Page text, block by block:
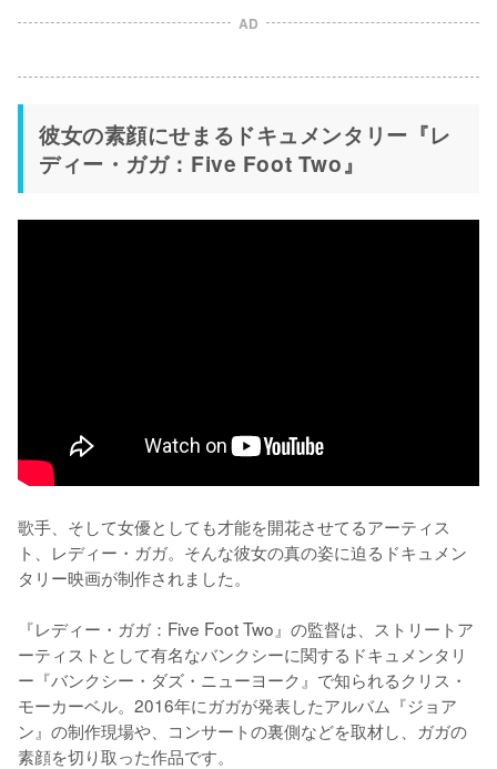
AD
彼女の素顔にせまるドキュメンタリー『レ
ディー・ガガ：Five Foot Two』
歌手、そして女優としても才能を開花させてるアーティス
ト、レディー・ガガ。そんな彼女の真の姿に迫るドキュメン
タリー映画が制作されました。
『レディー・ガガ：Five Foot Two』の監督は、ストリートア
ーティストとして有名なバンクシーに関するドキュメンタリ
ー『バンクシー・ダズ・ニューヨーク』で知られるクリス・
モーカーベル。2016年にガガが発表したアルバム『ジョア
ン』の制作現場や、コンサートの裏側などを取材し、ガガの
素顔を切り取った作品です。